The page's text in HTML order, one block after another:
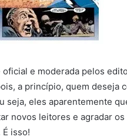
e moderada pelos
a princípio, quem deseja
seja, eles aparentemente
novos leitores e agradar
isso!